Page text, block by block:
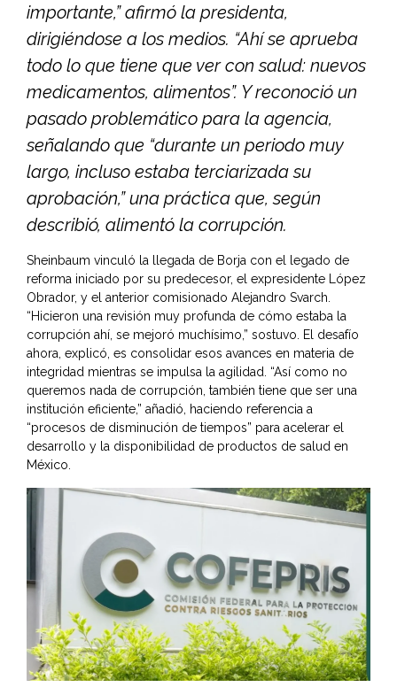
importante,” afirmó la presidenta,
dirigiéndose a los medios. “Ahí se aprueba
todo lo que tiene que ver con salud: nuevos
medicamentos, alimentos”. Y reconoció un
pasado problemático para la agencia,
señalando que “durante un periodo muy
largo, incluso estaba terciarizada su
aprobación,” una práctica que, según
describió, alimentó la corrupción.
Sheinbaum vinculó la llegada de Borja con el legado de
reforma iniciado por su predecesor, el expresidente López
Obrador, y el anterior comisionado Alejandro Svarch.
“Hicieron una revisión muy profunda de cómo estaba la
corrupción ahí, se mejoró muchísimo,” sostuvo. El desafío
ahora, explicó, es consolidar esos avances en materia de
integridad mientras se impulsa la agilidad. “Así como no
queremos nada de corrupción, también tiene que ser una
institución eficiente,” añadió, haciendo referencia a
“procesos de disminución de tiempos” para acelerar el
desarrollo y la disponibilidad de productos de salud en
México.